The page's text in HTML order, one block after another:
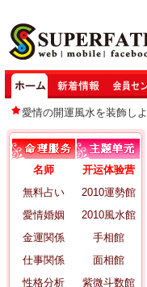
愛情の開運風水を装飾しよ
名师
無料占い
愛情婚姻
金運関係
仕事関係
性格分析
开运体验营
2010運勢館
2010風水館
手相館
面相館
紫微斗数館